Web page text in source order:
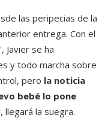
las peripecias de la
entrega. Con el
Javier se ha
y todo marcha sobre
pero la noticia
bebé lo pone
la suegra.